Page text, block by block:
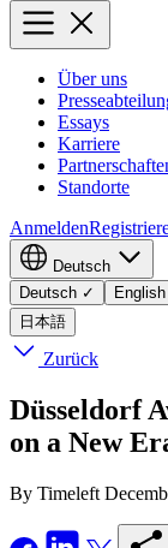
Über uns
Essays
Karriere
Standorte
Anmelden
Deutsch
Deutsch ✓ English
日本語
Zurück
Düsseldorf
on a New
By Timeleft